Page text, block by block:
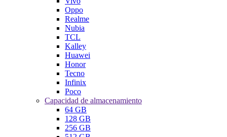
Oppo
Realme
Nubia
TCL
Kalley
Huawei
Honor
Tecno
Infinix
Poco
Capacidad de almacenamiento
64 GB
128 GB
256 GB